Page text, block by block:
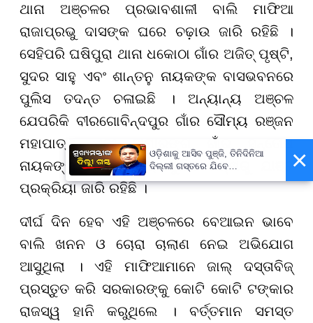
ଥାନା ଅଞ୍ଚଳର ପ୍ରଭାବଶାଳୀ ବାଲି ମାଫିଆ
ରାଜାପ୍ରଭୁ ଦାସଙ୍କ ଘରେ ଚଢ଼ାଉ ଜାରି ରହିଛି ।
ସେହିପରି ଘଷିପୁରା ଥାନା ଧକୋଠା ଗାଁର ଅଜିତ୍ ପୃଷ୍ଟି,
ସୁଦର ସାହୁ ଏବଂ ଶାନ୍ତନୁ ନାୟକଙ୍କ ବାସଭବନରେ
ପୁଲିସ ତଦନ୍ତ ଚଳାଇଛି । ଅନ୍ୟାନ୍ୟ ଅଞ୍ଚଳ
ଯେପରିକି ବୀରଗୋବିନ୍ଦପୁର ଗାଁର ସୌମ୍ୟ ରଞ୍ଜନ
ମହାପାତ୍ର ଏବଂ ଅମାରଙ୍ଗ ଗାଁର ସନ୍ତୋଷ
ନାୟକଙ୍କ ଘରେ ମଧ୍ୟ ପୁଲିସ ପକ୍ଷରୁ ଯାଞ୍ଚ
ପ୍ରକ୍ରିୟା ଜାରି ରହିଛି ।
ଦୀର୍ଘ ଦିନ ହେବ ଏହି ଅଞ୍ଚଳରେ ବେଆଇନ ଭାବେ
ବାଲି ଖନନ ଓ ଚୋରା ଚାଲାଣ ନେଇ ଅଭିଯୋଗ
ଆସୁଥିଲା । ଏହି ମାଫିଆମାନେ ଜାଲ୍ ଦସ୍ତାବିଜ୍
ପ୍ରସ୍ତୁତ କରି ସରକାରଙ୍କୁ କୋଟି କୋଟି ଟଙ୍କାର
ରାଜସ୍ୱ ହାନି କରୁଥିଲେ । ବର୍ତ୍ତମାନ ସମସ୍ତ
×
ଓଡ଼ିଶାକୁ ଆସିବ ପୁଞ୍ଜି, ତିନିଦିନିଆ
ଦିଲ୍ଲୀ ଗସ୍ତରେ ଯିବେ